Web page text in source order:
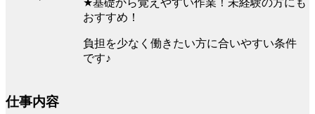
★基礎から覚えやすい作業！未経験の方にも
おすすめ！
負担を少なく働きたい方に合いやすい条件
です♪
仕事内容